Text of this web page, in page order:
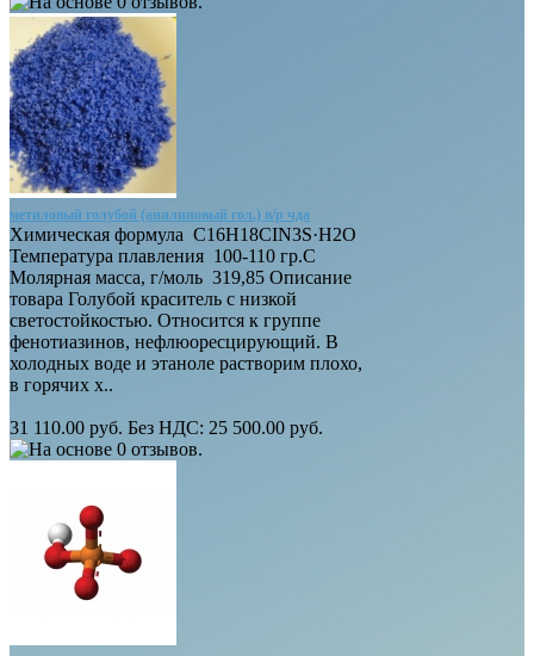
метиловый голубой (анилиновый гол.) в/р чда
Химическая формула C16H18CIN3S·H2O
Температура плавления 100-110 гр.С
Молярная масса, г/моль 319,85 Описание
товара Голубой краситель с низкой
светостойкостью. Относится к группе
фенотиазинов, нефлюоресцирующий. В
холодных воде и этаноле растворим плохо,
в горячих х..
31 110.00 руб. Без НДС: 25 500.00 руб.